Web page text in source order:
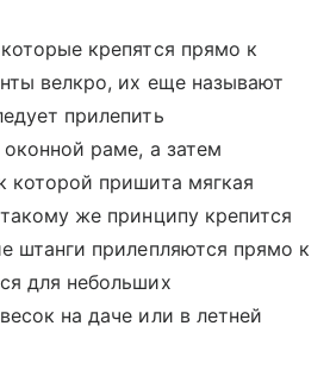
крепятся прямо к
велкро, их еще называют
прилепить
раме, а затем
которой пришита мягкая
же принципу крепится
штанги прилепляются прямо к
для небольших
на даче или в летней